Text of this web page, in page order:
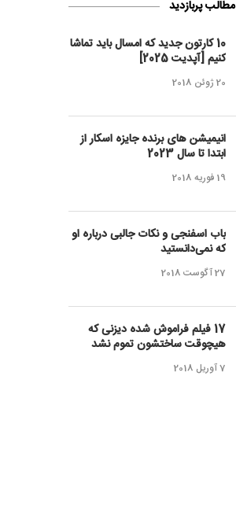
مطالب پربازدید
10 کارتون جدید که امسال باید تماشا
کنیم [آپدیت 2025]
20 ژوئن 2018
انیمیشن های برنده جایزه اسکار از
ابتدا تا سال 2023
19 فوریه 2018
باب اسفنجی و نکات جالبی درباره او
که نمی‌دانستید
27 آگوست 2018
17 فیلم فراموش شده دیزنی که
هیچوقت ساختشون تموم نشد
7 آوریل 2018